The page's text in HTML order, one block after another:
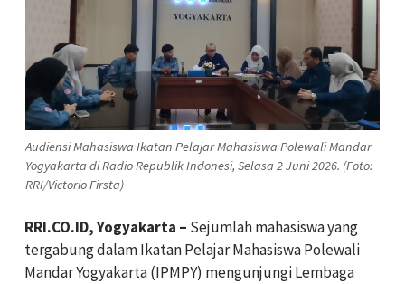
Audiensi Mahasiswa Ikatan Pelajar Mahasiswa Polewali Mandar
Yogyakarta di Radio Republik Indonesi, Selasa 2 Juni 2026. (Foto:
RRI/Victorio Firsta)
RRI.CO.ID, Yogyakarta – Sejumlah mahasiswa yang
tergabung dalam Ikatan Pelajar Mahasiswa Polewali
Mandar Yogyakarta (IPMPY) mengunjungi Lembaga